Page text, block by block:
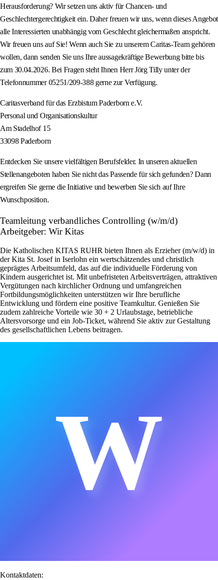
Herausforderung? Wir setzen uns aktiv für Chancen- und
Geschlechtergerechtigkeit ein. Daher freuen wir uns, wenn dieses Angebot
alle Interessierten unabhängig vom Geschlecht gleichermaßen anspricht.
Wir freuen uns auf Sie! Wenn auch Sie zu unserem Caritas-Team gehören
wollen, dann senden Sie uns Ihre aussagekräftige Bewerbung bitte bis
zum 30.04.2026. Bei Fragen steht Ihnen Herr Jörg Tilly unter der
Telefonnummer 05251/209-388 gerne zur Verfügung.
Caritasverband für das Erzbistum Paderborn e.V.
Personal und Organisationskultur
Am Stadelhof 15
33098 Paderborn
Entdecken Sie unsere vielfältigen Berufsfelder. In unseren aktuellen
Stellenangeboten haben Sie nicht das Passende für sich gefunden? Dann
ergreifen Sie gerne die Initiative und bewerben Sie sich auf Ihre
Wunschposition.
Teamleitung verbandliches Controlling (w/m/d)
Arbeitgeber: Wir Kitas
Die Katholischen KITAS RUHR bieten Ihnen als Erzieher (m/w/d) in
der Kita St. Josef in Iserlohn ein wertschätzendes und christlich
geprägtes Arbeitsumfeld, das auf die individuelle Förderung von
Kindern ausgerichtet ist. Mit unbefristeten Arbeitsverträgen, attraktiven
Vergütungen nach kirchlicher Ordnung und umfangreichen
Fortbildungsmöglichkeiten unterstützen wir Ihre berufliche
Entwicklung und fördern eine positive Teamkultur. Genießen Sie
zudem zahlreiche Vorteile wie 30 + 2 Urlaubstage, betriebliche
Altersvorsorge und ein Job-Ticket, während Sie aktiv zur Gestaltung
des gesellschaftlichen Lebens beitragen.
W
Kontaktdaten: